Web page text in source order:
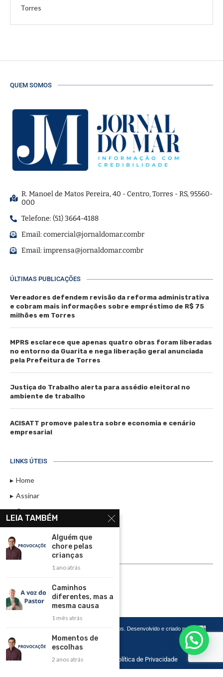
Torres
QUEM SOMOS
R. Manoel de Matos Pereira, 40 - Centro, Torres - RS, 95560-
000
Telefone: (51) 3664-4188
Email:comercial@jornaldomar.combr
Email:imprensa@jornaldomar.combr
ÚLTIMAS PUBLICAÇÕES
Vereadores defendem revisão da reforma administrativa
e cobram mais informações sobre empréstimo de R$ 75
milhões em Torres
MPRS esclarece que apenas quatro obras foram liberadas
no entorno da Guarita e nega liberação geral anunciada
pela Prefeitura de Torres
Justiça do Trabalho alerta para assédio eleitoral no
ambiente de trabalho
ACISATT promove palestra sobre economia e cenário
empresarial
LINKS ÚTEIS
Home
Assinar
Contato
Política de Privacidade
Rádio Maristela - Ao Vivo
Copyright 2026 – Todos os Direitos Reservados. Desenvolvido e criado por
Cadô
Agência de Marketing
Home Contato Política de Privacidade
LEIA TAMBÉM
Alguém que
chore pelas
crianças
1 ano atrás
Caminhos
diferentes, mas a
mesma causa
1 mês atrás
Momentos de
escolhas
2 anos atrás